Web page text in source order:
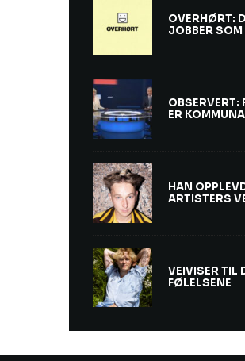
OVERHØRT:
JOBBER
OBSERVERT:
ER
HAN
ARTISTERS
VEIVISER TIL
FØLELSENE